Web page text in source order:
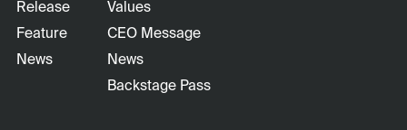
Release
Feature
News
Values
CEO Message
News
Backstage Pass